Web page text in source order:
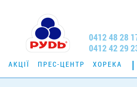
0412 48 28
0412 42 29
АКЦІЇ ПРЕС-ЦЕНТР ХОРЕКА